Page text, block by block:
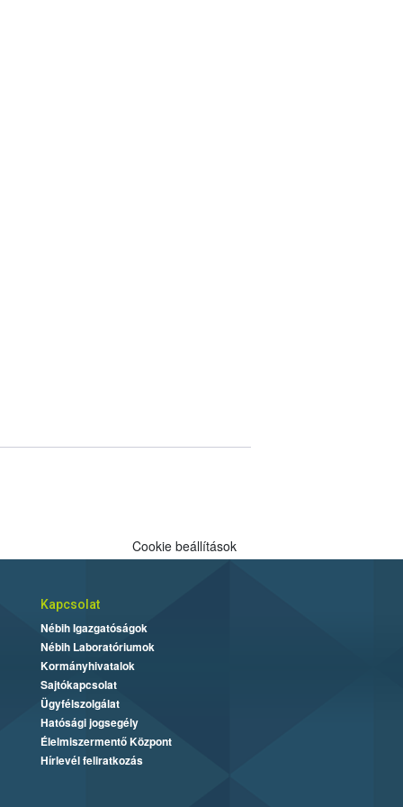
Cookie beállítások
Kapcsolat
Nébih Igazgatóságok
Nébih Laboratóriumok
Kormányhivatalok
Sajtókapcsolat
Ügyfélszolgálat
Hatósági jogsegély
Élelmiszermentő Központ
Hírlevél feliratkozás